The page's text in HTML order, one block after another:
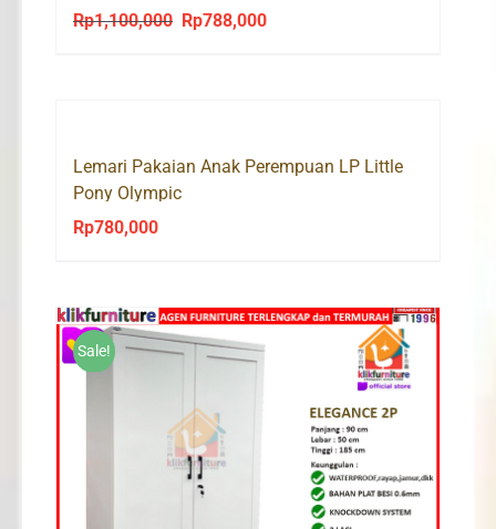
Rp1,100,000
Original
Rp788,000Current
Lemari Pakaian Anak Perempuan LP Little
Pony Olympic
Rp780,000
Sale!